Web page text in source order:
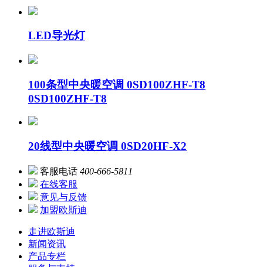
LED导光灯
100条型中央暖空调 0SD100ZHF-T8
0SD100ZHF-T8
20线型中央暖空调 0SD20HF-X2
客服电话 400-666-5811
在线客服
意见与反馈
加盟欧斯迪
走进欧斯迪
新闻资讯
产品专栏